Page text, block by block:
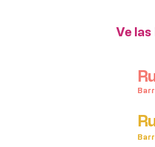
Ve las